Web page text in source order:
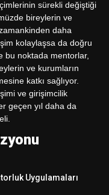
Uygulamaları